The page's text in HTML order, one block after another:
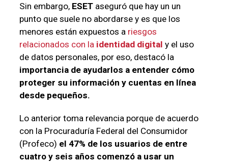
Sin embargo, ESETaseguró que hay un un
punto que suele no abordarse y es que los
menores están expuestos a riesgos
relacionados con la identidad digital y el uso
de datos personales, por eso, destacó la
importancia de ayudarlos a entender cómo
proteger su información y cuentas en línea
desde pequeños.
Lo anterior toma relevancia porque de acuerdo
con la Procuraduría Federal del Consumidor
(Profeco) el 47% de los usuarios de entre
cuatro y seis años comenzó a usar un